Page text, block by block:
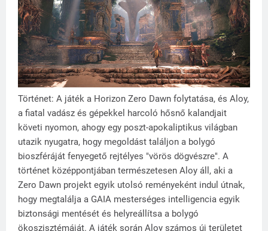
Történet: A játék a Horizon Zero Dawn folytatása, és Aloy,
a fiatal vadász és gépekkel harcoló hősnő kalandjait
követi nyomon, ahogy egy poszt-apokaliptikus világban
utazik nyugatra, hogy megoldást találjon a bolygó
bioszféráját fenyegető rejtélyes "vörös dögvészre". A
történet középpontjában természetesen Aloy áll, aki a
Zero Dawn projekt egyik utolsó reményeként indul útnak,
hogy megtalálja a GAIA mesterséges intelligencia egyik
biztonsági mentését és helyreállítsa a bolygó
ökoszisztémáját. A játék során Aloy számos új területet